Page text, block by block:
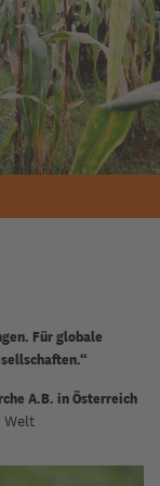
Für globale
A.B. in Österreich